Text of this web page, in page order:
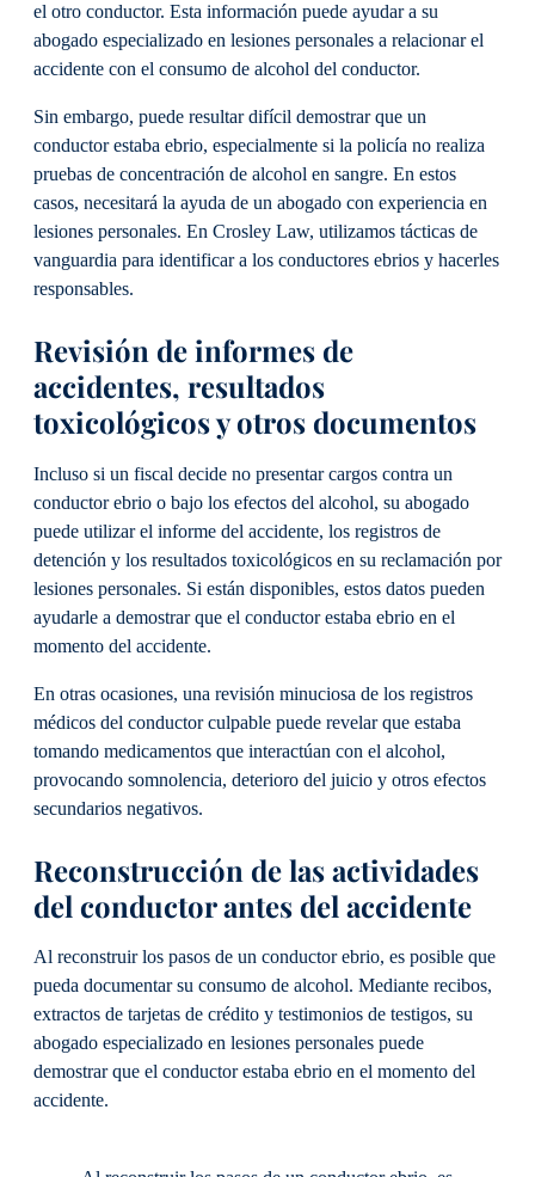
el otro conductor. Esta información puede ayudar a su
abogado especializado en lesiones personales a relacionar el
accidente con el consumo de alcohol del conductor.
Sin embargo, puede resultar difícil demostrar que un
conductor estaba ebrio, especialmente si la policía no realiza
pruebas de concentración de alcohol en sangre. En estos
casos, necesitará la ayuda de un abogado con experiencia en
lesiones personales. En Crosley Law, utilizamos tácticas de
vanguardia para identificar a los conductores ebrios y hacerles
responsables.
Revisión de informes de
accidentes, resultados
toxicológicos y otros documentos
Incluso si un fiscal decide no presentar cargos contra un
conductor ebrio o bajo los efectos del alcohol, su abogado
puede utilizar el informe del accidente, los registros de
detención y los resultados toxicológicos en su reclamación por
lesiones personales. Si están disponibles, estos datos pueden
ayudarle a demostrar que el conductor estaba ebrio en el
momento del accidente.
En otras ocasiones, una revisión minuciosa de los registros
médicos del conductor culpable puede revelar que estaba
tomando medicamentos que interactúan con el alcohol,
provocando somnolencia, deterioro del juicio y otros efectos
secundarios negativos.
Reconstrucción de las actividades
del conductor antes del accidente
Al reconstruir los pasos de un conductor ebrio, es posible que
pueda documentar su consumo de alcohol. Mediante recibos,
extractos de tarjetas de crédito y testimonios de testigos, su
abogado especializado en lesiones personales puede
demostrar que el conductor estaba ebrio en el momento del
accidente.